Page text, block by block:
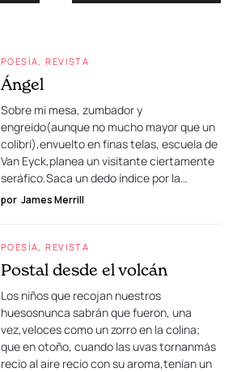
POESÍA REVISTA
Ángel
Sobre mi mesa, zumbador y
engreído(aunque no mucho mayor que un
colibrí),envuelto en finas telas, escuela de
Van Eyck,planea un visitante ciertamente
seráfico.Saca un dedo índice por la…
por James Merrill
POESÍA REVISTA
Postal desde el volcán
Los niños que recojan nuestros
huesosnunca sabrán que fueron, una
vez,veloces como un zorro en la colina;
que en otoño, cuando las uvas tornanmás
recio al aire recio con su aroma,tenían un